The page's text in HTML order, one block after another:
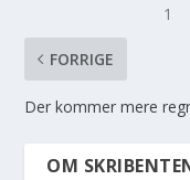
FORRIGE
Der kommer mere
OM